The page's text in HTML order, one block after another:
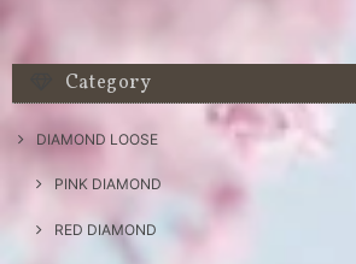
Category
DIAMOND LOOSE
PINK DIAMOND
RED DIAMOND